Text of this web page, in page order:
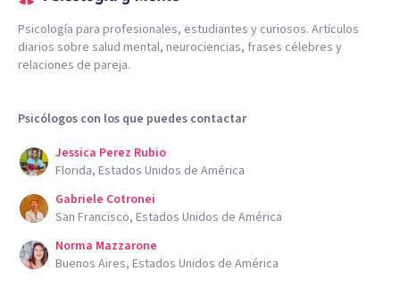
Psicología para profesionales, estudiantes y curiosos. Artículos
diarios sobre salud mental, neurociencias, frases célebres y
relaciones de pareja.
Psicólogos con los que puedes contactar
Jessica Perez Rubio
Florida, Estados Unidos de América
Gabriele Cotronei
San Francisco, Estados Unidos de América
Norma Mazzarone
Buenos Aires, Estados Unidos de América